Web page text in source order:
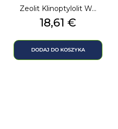
Zeolit Klinoptylolit W...
Cena
18,61 €
DODAJ DO KOSZYKA